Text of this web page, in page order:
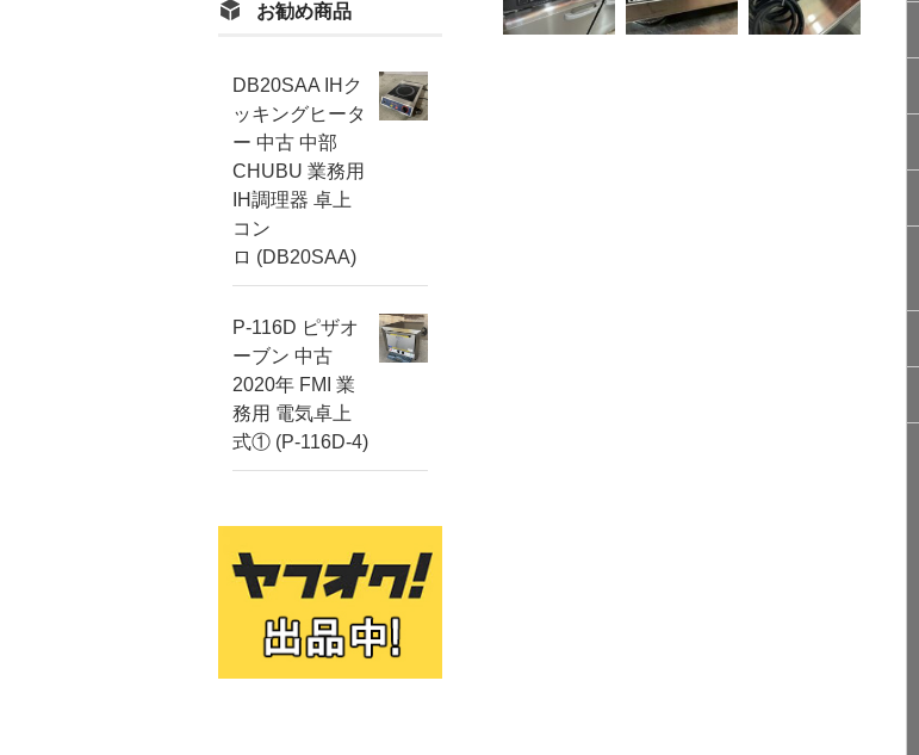
お勧め商品
DB20SAA IHク
ッキングヒータ
ー 中古 中部
CHUBU 業務用
IH調理器 卓上
コン
ロ (DB20SAA)
P-116D ピザオ
ーブン 中古
2020年 FMI 業
務用 電気卓上
式① (P-116D-4)